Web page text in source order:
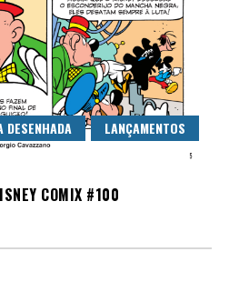
DESENHADA
LANÇAMENTOS
COMIX #100